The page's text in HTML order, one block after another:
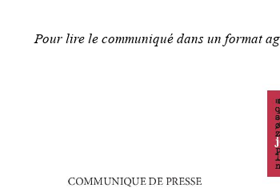
Pour lire le communiqué dans un format